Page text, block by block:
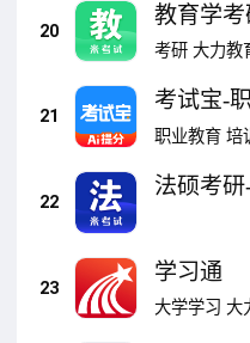
20
教育学
考研英语
考研 大力教
21
考试宝-
考试题库
职业教育 培
22
法硕考
23
学习通
大学学习 大